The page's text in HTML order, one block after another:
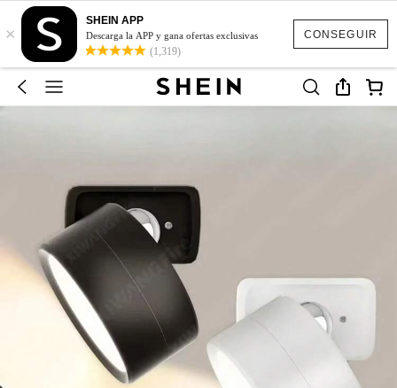
CONSEGUIR
×
SHEIN APP
Descarga la APP y gana ofertas exclusivas
(1,319)